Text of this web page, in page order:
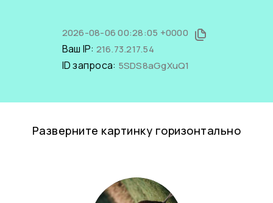
2026-08-06 00:28:05 +0000
Ваш IP: 216.73.217.54
ID запроса: 5SDS8aGgXuQ1
Разверните картинку горизонтально